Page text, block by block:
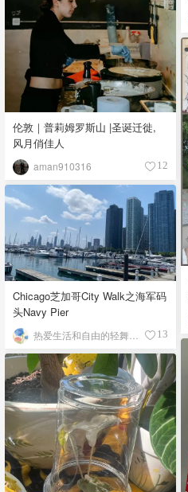
伦敦｜普莉姆罗斯山 |圣诞迁徙,
风月俏佳人
aman910316 12
Chicago芝加哥City Walk之海军码
头Navy Pier
13